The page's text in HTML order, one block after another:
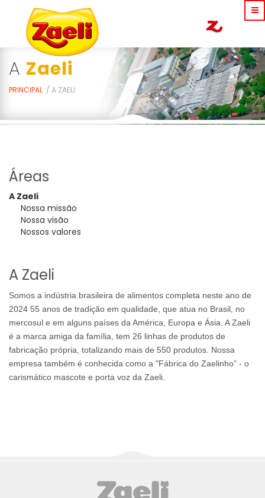
A Zaeli
PRINCIPAL A ZAELI
Áreas
A Zaeli
Nossa missão
Nossa visão
Nossos valores
A Zaeli
Somos a indústria brasileira de alimentos completa neste ano de
2024 55 anos de tradição em qualidade, que atua no Brasil, no
mercosul e em alguns países da América, Europa e Ásia. A Zaeli
é a marca amiga da família, tem 26 linhas de produtos de
fabricação própria, totalizando mais de 550 produtos. Nossa
empresa também é conhecida como a "Fábrica do Zaelinho" - o
carismático mascote e porta voz da Zaeli.